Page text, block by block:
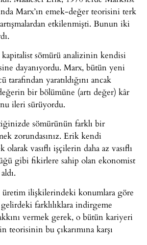
Marx’ın emek-değer teorisini terk
etkilenmişti. Bunun iki
sömürü analizinin kendisi
dayanıyordu. Marx, bütün yeni
yaratıldığını ancak
bir bölümüne (artı değer) kâr
ileri sürüyordu.
sömürünün farklı bir
zorundasınız. Erik kendi
olarak vasıflı işçilerin daha az vasıflı
gibi fikirlere sahip olan ekonomist
üretim ilişkilerindeki konumlara göre
farklılıklara indirgeme
vermek gerek, o bütün kariyeri
teorisinin bu çıkarımına karşı